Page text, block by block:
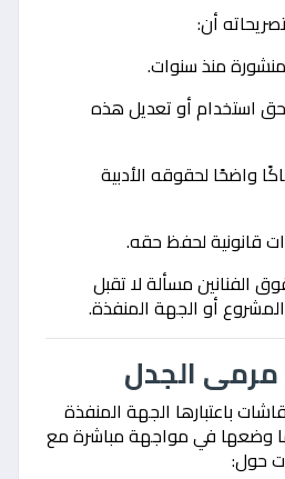
أن:
منذ سنوات.
استخدام أو تعديل هذه
واضحًا لحقوقه الأدبية
قانونية لحفظ حقه.
الفنانين مسألة لا تقبل
أو الجهة المنفذة.
مرمى الجدل
باعتبارها الجهة المنفذة
وضعها في مواجهة مباشرة مع
حول: